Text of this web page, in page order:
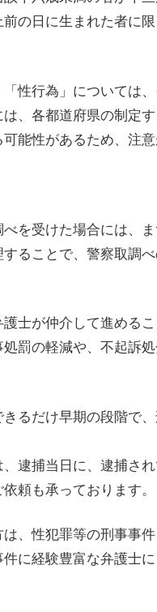
の日に生まれた者に
性行為」については
、各都道府県の制定
能性があるため、注意
を受けた場合には、
ることで、警察取調
士が仲介して進める
罰の軽減や、不起訴
るだけ早期の段階で
逮捕当日に、逮捕さ
頼も承っております。
、性犯罪等の刑事事
に経験豊富な弁護士に